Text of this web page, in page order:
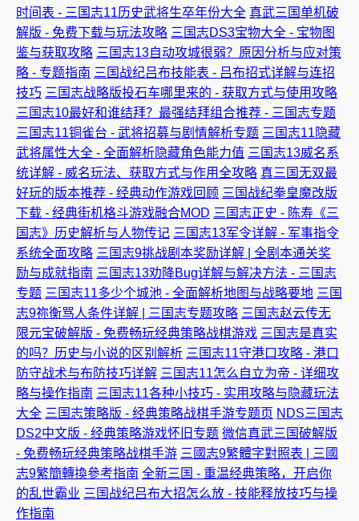
时间表 - 三国志11历史武将生卒年份大全 真武三国单机破
解版 - 免费下载与玩法攻略 三国志DS3宝物大全 - 宝物图
鉴与获取攻略 三国志13自动攻城很弱？原因分析与应对策
略 - 专题指南 三国战纪吕布技能表 - 吕布招式详解与连招
技巧 三国志战略版投石车哪里来的 - 获取方式与使用攻略
三国志10最好和谁结拜？最强结拜组合推荐 - 三国志专题
三国志11铜雀台 - 武将招募与剧情解析专题 三国志11隐藏
武将属性大全 - 全面解析隐藏角色能力值 三国志13威名系
统详解 - 威名玩法、获取方式与作用全攻略 真三国无双最
好玩的版本推荐 - 经典动作游戏回顾 三国战纪拳皇魔改版
下载 - 经典街机格斗游戏融合MOD 三国志正史 - 陈寿《三
国志》历史解析与人物传记 三国志13军令详解 - 军事指令
系统全面攻略 三国志9挑战剧本奖励详解 | 全剧本通关奖
励与成就指南 三国志13劝降Bug详解与解决方法 - 三国志
专题 三国志11多少个城池 - 全面解析地图与战略要地 三国
志9祢衡骂人条件详解 | 三国志专题攻略 三国志赵云传无
限元宝破解版 - 免费畅玩经典策略战棋游戏 三国志是真实
的吗？历史与小说的区别解析 三国志11守港口攻略 - 港口
防守战术与布防技巧详解 三国志11怎么自立为帝 - 详细攻
略与操作指南 三国志11各种小技巧 - 实用攻略与隐藏玩法
大全 三国志策略版 - 经典策略战棋手游专题页 NDS三国志
DS2中文版 - 经典策略游戏怀旧专题 微信真武三国破解版
- 免费畅玩经典策略战棋手游 三國志9繁體字對照表 | 三國
志9繁簡轉換參考指南 全新三国 - 重温经典策略，开启你
的乱世霸业 三国战纪吕布大招怎么放 - 技能释放技巧与操
作指南